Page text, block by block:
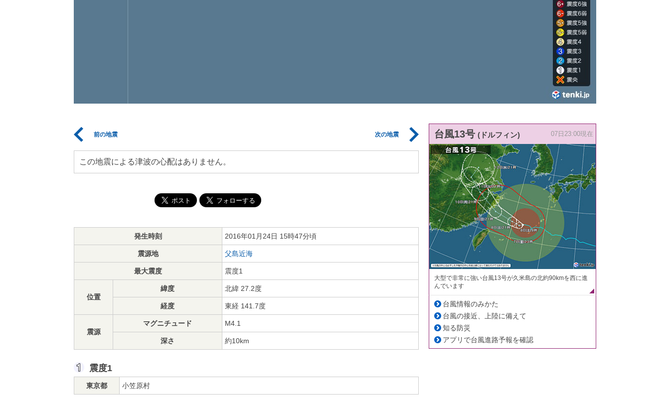
前の地震 次の地震
この地震による津波の心配はありません。
発生時刻 2016年01月24日 15時47分頃
震源地 父島近海
最大震度 震度1
位置
緯度 北緯 27.2度
経度 東経 141.7度
震源
マグニチュード M4.1
深さ 約10km
震度1
東京都 小笠原村
台風13号 (ドルフィン) 07日23:00現在
大型で非常に強い台風13号が久米島の北約90kmを西に進
んでいます
台風情報のみかた
台風の接近、上陸に備えて
知る防災
アプリで台風進路予報を確認